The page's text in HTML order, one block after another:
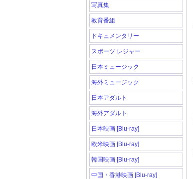
写真集
教育番組
ドキュメンタリー
スポーツ レジャー
日本ミュージック
海外ミュージック
日本アダルト
海外アダルト
日本映画 [Blu-ray]
欧米映画 [Blu-ray]
韓国映画 [Blu-ray]
中国・香港映画 [Blu-ray]